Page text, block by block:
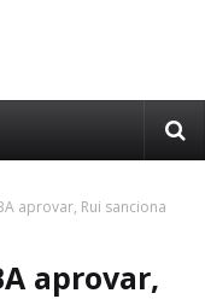
aprovar, Rui sanciona
aprovar,